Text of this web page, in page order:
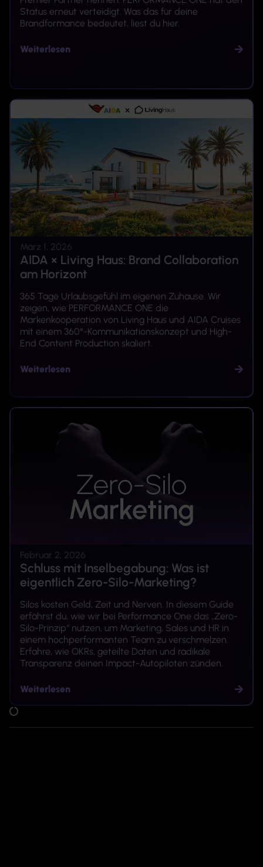
Status erneut verteidigt. Was das für deine
Brandformance bedeutet, liest du hier.
Weiterlesen
März 1, 2026
AIDA × Living Haus: Brand Collaboration
am Horizont
365 Tage Urlaubsgefühl im eigenen Zuhause. Wir
zeigen, wie PERFORMANCE ONE die
Markenkooperation von Living Haus und AIDA Cruises
mit einem 360°-Kommunikationskonzept und High-
End Content Production skaliert.
Weiterlesen
Februar 2, 2026
Schluss mit Inselbegabung: Was ist
eigentlich Zero-Silo-Marketing?
Silos kosten Geld, Zeit und Nerven. In diesem Guide
erfährst du, wie wir bei Performance One das „Zero-
Silo-Prinzip“ nutzen, um Marketing, Sales und HR in
einem hochperformanten Team zu verschmelzen.
Erfahre, wie OKRs, geteilte Daten und radikale
Transparenz deinen Impact-Autopiloten zünden.
Weiterlesen